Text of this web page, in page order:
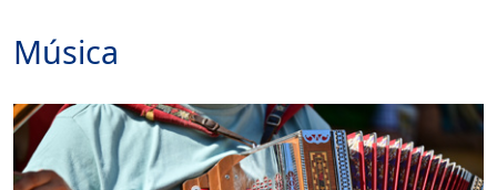
Música